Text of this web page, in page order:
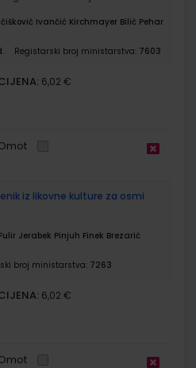
Ivančić Kirchmayer Bilić Pehar
Registarski broj ministarstva: 7603
6,02 €
iz likovne kulture za osmi
Jerabek Pinjuh Finek Brezarić
broj ministarstva: 7263
6,02 €